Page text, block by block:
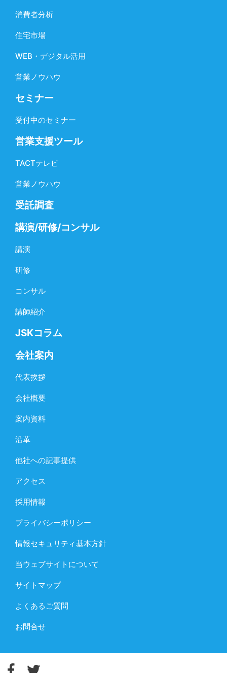
消費者分析
住宅市場
WEB・デジタル活用
営業ノウハウ
セミナー
受付中のセミナー
営業支援ツール
TACTテレビ
営業ノウハウ
受託調査
講演/研修/コンサル
講演
研修
コンサル
講師紹介
JSKコラム
会社案内
代表挨拶
会社概要
案内資料
沿革
他社への記事提供
アクセス
採用情報
プライバシーポリシー
情報セキュリティ基本方針
当ウェブサイトについて
サイトマップ
よくあるご質問
お問合せ